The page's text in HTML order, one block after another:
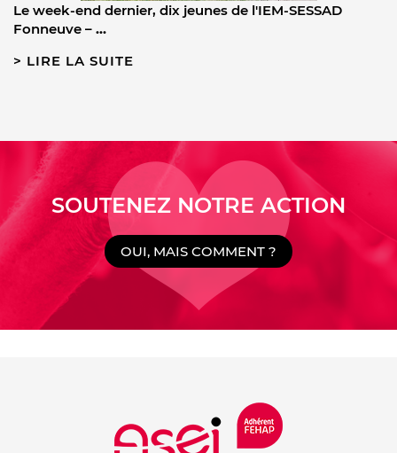
Le week-end dernier, dix jeunes de l'IEM-SESSAD
Fonneuve – …
LIRE LA SUITE
SOUTENEZ NOTRE ACTION
OUI, MAIS COMMENT ?